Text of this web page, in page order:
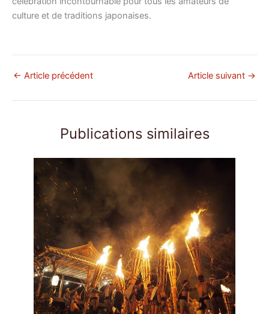
culture et de traditions japonaises.
← Article précédent Article suivant →
Publications similaires